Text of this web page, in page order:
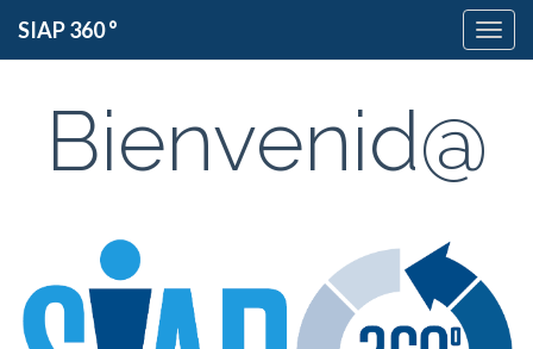
SIAP 360 °
Bienvenid@